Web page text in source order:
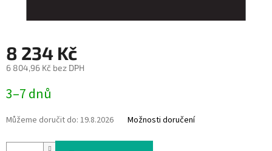
8 234 Kč
6 804,96 Kč bez DPH
cena:
3–7 dnů
Můžeme doručit do: 19.8.2026 Možnosti doručení